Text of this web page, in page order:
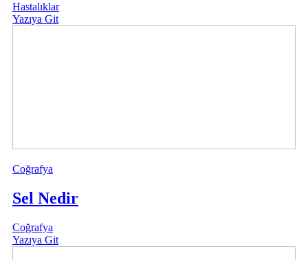
Hastalıklar
Yazıya Git
Coğrafya
Sel Nedir
Coğrafya
Yazıya Git